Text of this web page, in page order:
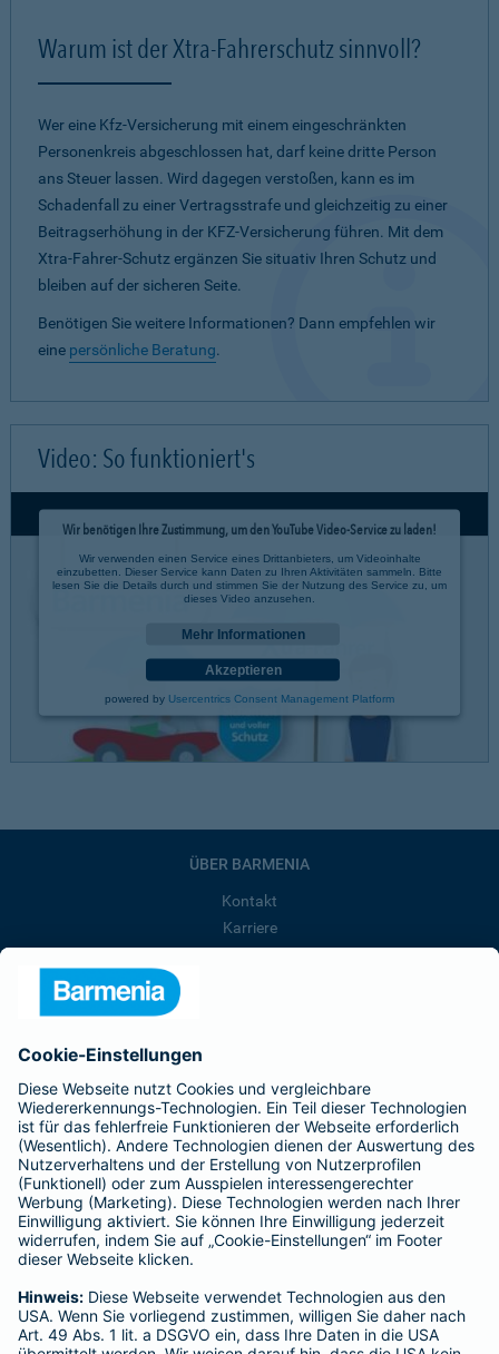
Warum ist der Xtra-Fahrerschutz sinnvoll?
Wer eine Kfz-Versicherung mit einem eingeschränkten
Personenkreis abgeschlossen hat, darf keine dritte Person
ans Steuer lassen. Wird dagegen verstoßen, kann es im
Schadenfall zu einer Vertragsstrafe und gleichzeitig zu einer
Beitragserhöhung in der KFZ-Versicherung führen. Mit dem
Xtra-Fahrer-Schutz ergänzen Sie situativ Ihren Schutz und
bleiben auf der sicheren Seite.
Benötigen Sie weitere Informationen? Dann empfehlen wir
eine persönliche Beratung.
Video: So funktioniert's
Wir benötigen Ihre Zustimmung, um den YouTube Video-Service zu laden!
Wir verwenden einen Service eines Drittanbieters, um Videoinhalte
einzubetten. Dieser Service kann Daten zu Ihren Aktivitäten sammeln. Bitte
lesen Sie die Details durch und stimmen Sie der Nutzung des Service zu, um
dieses Video anzusehen.
Mehr Informationen
Akzeptieren
powered by Usercentrics Consent Management Platform
ÜBER BARMENIA
Kontakt
Karriere
Barmenia ist Teil der BarmeniaGothaer
BELIEBTE SEITEN
Kranken-Zusatzversicherung
Tierversicherungen
Haftpflichtversicherung
Hausratversicherung
Adresse ändern
Schaden melden